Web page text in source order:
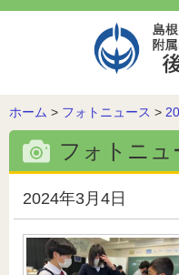
この
こ
の
ー
ホーム > フォトニュース >
フォトニュ
2024年3月4日